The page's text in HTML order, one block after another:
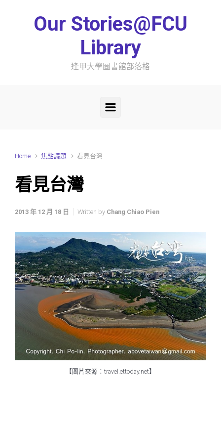
Our Stories@FCU
Library
逢甲大學圖書館部落格
Home 焦點議題 看見台灣
看見台灣
2013 年 12 月 18 日 Written by Chang Chiao Pien
【圖片來源：travel.ettoday.net】